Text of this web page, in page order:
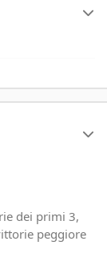
dei primi 3,
peggiore